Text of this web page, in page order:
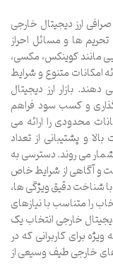
ارز دیجیتال خارجی
ها و مسائل احراز
مانند کوینکس، مکسی،
امکانات متنوع و شرایط
بازار ارز دیجیتال
و کسب سود فراهم
محدودی را ارائه می
و پشتیبانی از تعداد
شمار می روند. دسترسی به
و آگاهی از شرایط خاص
شناخت دقیق ویژگی ها،
را متناسب با نیازهای
خارجی انتخاب یک
برای کاربرانی که در
خارجی طیف وسیعی از